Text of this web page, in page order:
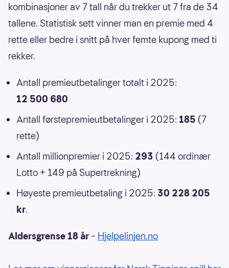
kombinasjoner av 7 tall når du trekker ut 7 fra de 34
tallene. Statistisk sett vinner man en premie med 4
rette eller bedre i snitt på hver femte kupong med ti
rekker.
Antall premieutbetalinger totalt i 2025:
12 500 680
Antall førstepremieutbetalinger i 2025: 185 (7
rette)
Antall millionpremier i 2025: 293 (144 ordinær
Lotto + 149 på Supertrekning)
Høyeste premieutbetaling i 2025: 30 228 205
kr.
Aldersgrense 18 år – Hjelpelinjen.no